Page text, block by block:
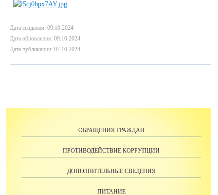
Дата создания: 09.10.2024
Дата обновления: 09.10.2024
Дата публикации: 07.10.2024
ОБРАЩЕНИЯ ГРАЖДАН
ПРОТИВОДЕЙСТВИЕ КОРРУПЦИИ
ДОПОЛНИТЕЛЬНЫЕ СВЕДЕНИЯ
ПИТАНИЕ